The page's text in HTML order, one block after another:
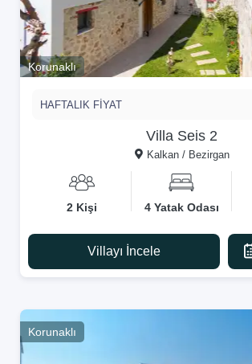
Korunaklı
Villa Seis 2
Kalkan / Bezirgan
HAFTALIK FİYAT
2 Kişi 4 Yatak Odası
Villayı İncele
Korunaklı